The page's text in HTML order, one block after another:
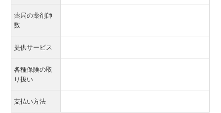
薬局の薬剤師
数
提供サービス
各種保険の取
り扱い
支払い方法